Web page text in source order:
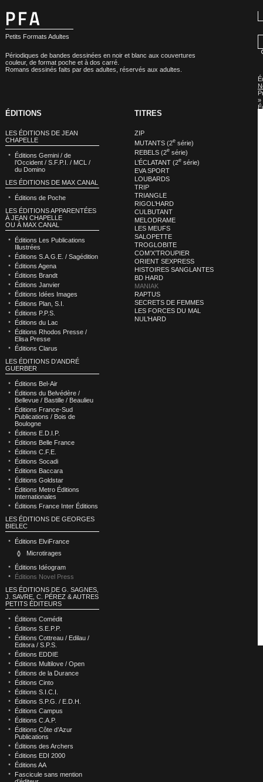
Petits Formats Adultes
Périodiques de bandes dessinées en noir et blanc aux couvertures
couleur, de format poche et à dos carré.
Romans dessinés faits par des adultes, réservés aux adultes.
»
ÉDITIONS
LES ÉDITIONS DE JEAN
CHAPELLE
Éditions Gemini / de
l’Occident / S.F.P.I. / MCL /
du Domino
LES ÉDITIONS DE MAX CANAL
Éditions de Poche
LES ÉDITIONS APPARENTÉES
À JEAN CHAPELLE
OU À MAX CANAL
Éditions Les Publications
Illustrées
Éditions S.A.G.E. / Sagédition
Éditions Agena
Éditions Brandt
Éditions Janvier
Éditions Idées Images
Éditions Plan, S.I.
Éditions P.P.S.
Éditions du Lac
Éditions Rhodos Presse /
Elisa Presse
Éditions Clarus
LES ÉDITIONS D’ANDRÉ
GUERBER
Éditions Bel-Air
Éditions du Belvédère /
Bellevue / Bastille / Beaulieu
Éditions France-Sud
Publications / Bois de
Boulogne
Éditions E.D.I.P.
Éditions Belle France
Éditions C.F.E.
Éditions Socadi
Éditions Baccara
Éditions Goldstar
Éditions Metro Éditions
Internationales
Éditions France Inter Éditions
LES ÉDITIONS DE GEORGES
BIELEC
Éditions ElviFrance
Microtirages
Éditions Idéogram
Éditions Novel Press
LES ÉDITIONS DE G. SAGNES,
J. SAVRE, C. PÉREZ & AUTRES
PETITS ÉDITEURS
Éditions Comédit
Éditions S.E.P.P.
Éditions Cottreau / Edilau /
Editora / S.P.S.
Éditions EDDIE
Éditions Multilove / Open
Éditions de la Durance
Éditions Cinto
Éditions S.I.C.I.
Éditions S.P.G. / E.D.H.
Éditions Campus
Éditions C.A.P.
Éditions Côte d’Azur
Publications
Éditions des Archers
Éditions EDI 2000
Éditions AA
Fascicule sans mention
TITRES
ZIP
MUTANTS (2esérie)
REBELS (2esérie)
L’ÉCLATANT (2esérie)
EVA SPORT
LOUBARDS
TRIP
TRIANGLE
RIGOL’HARD
CULBUTANT
MELODRAME
LES MEUFS
SALOPETTE
TROGLOBITE
COM’X’TROUPIER
ORIENT SEXPRESS
HISTOIRES SANGLANTES
BD HARD
MANIAK
RAPTUS
SECRETS DE FEMMES
LES FORCES DU MAL
NUL’HARD